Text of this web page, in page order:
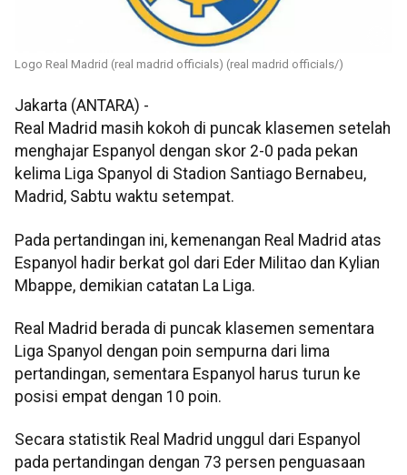
Logo Real Madrid (real madrid officials) (real madrid officials/)
Jakarta (ANTARA) -
Real Madrid masih kokoh di puncak klasemen setelah
menghajar Espanyol dengan skor 2-0 pada pekan
kelima Liga Spanyol di Stadion Santiago Bernabeu,
Madrid, Sabtu waktu setempat.
Pada pertandingan ini, kemenangan Real Madrid atas
Espanyol hadir berkat gol dari Eder Militao dan Kylian
Mbappe, demikian catatan La Liga.
Real Madrid berada di puncak klasemen sementara
Liga Spanyol dengan poin sempurna dari lima
pertandingan, sementara Espanyol harus turun ke
posisi empat dengan 10 poin.
Secara statistik Real Madrid unggul dari Espanyol
pada pertandingan dengan 73 persen penguasaan